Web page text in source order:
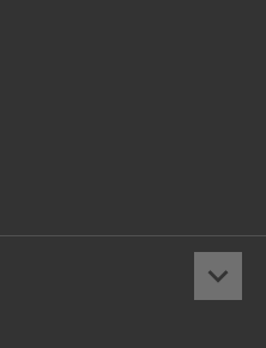
keyboard_arrow_down